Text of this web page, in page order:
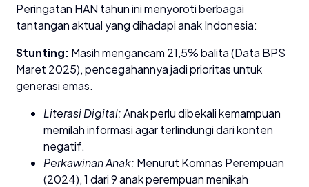
Peringatan HAN tahun ini menyoroti berbagai
tantangan aktual yang dihadapi anak Indonesia:
Stunting: Masih mengancam 21,5% balita (Data BPS
Maret 2025), pencegahannya jadi prioritas untuk
generasi emas.
Literasi Digital:Anak perlu dibekali kemampuan
memilah informasi agar terlindungi dari konten
negatif.
Perkawinan Anak: Menurut Komnas Perempuan
(2024), 1 dari 9 anak perempuan menikah